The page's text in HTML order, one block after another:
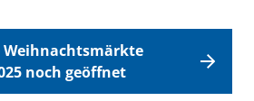
Weihnachtsmärkte
noch geöffnet